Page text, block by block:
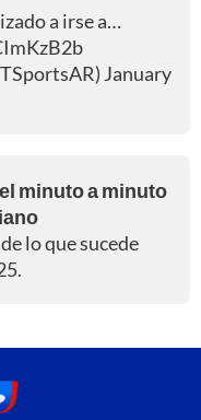
a irse a…
January
minuto a minuto
lo que sucede